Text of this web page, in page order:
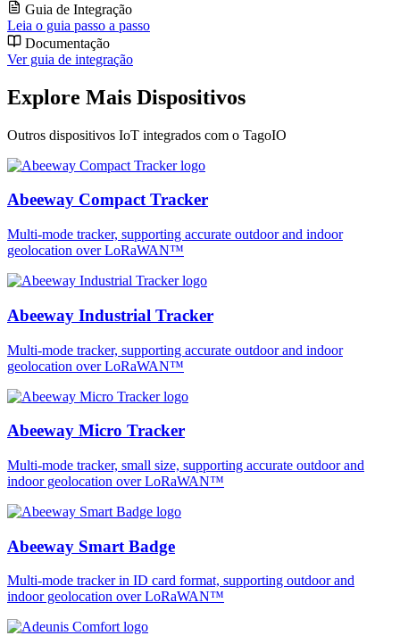
Guia de Integração
Leia o guia passo a passo
Documentação
Ver guia de integração
Explore Mais Dispositivos
Outros dispositivos IoT integrados com o TagoIO
Abeeway Compact Tracker
Multi-mode tracker, supporting accurate outdoor and indoor
geolocation over LoRaWAN™
Abeeway Industrial Tracker
Multi-mode tracker, supporting accurate outdoor and indoor
geolocation over LoRaWAN™
Abeeway Micro Tracker
Multi-mode tracker, small size, supporting accurate outdoor and
indoor geolocation over LoRaWAN™
Abeeway Smart Badge
Multi-mode tracker in ID card format, supporting outdoor and
indoor geolocation over LoRaWAN™